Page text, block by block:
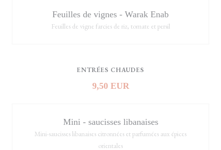
Feuilles de vignes - Warak Enab
Feuilles de vigne farcies de riz, tomate et persil
ENTRÉES CHAUDES
9,50 EUR
Mini - saucisses libanaises
Mini-saucisses libanaises citronnées et parfumées aux épices
orientales